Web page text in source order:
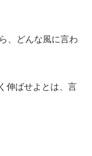
、どんな風に言わ
伸ばせよとは、言